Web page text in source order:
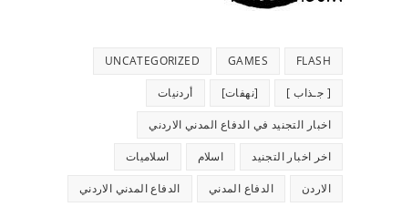
FLASH
GAMES
UNCATEGORIZED
[ جـذاب ] [نهفات] أردنيات
اخبار التجنيد في الدفاع المدني الاردني
اخر اخبار التجنيد اسلام اسلاميات
الاردن الدفاع المدني الدفاع المدني الاردني